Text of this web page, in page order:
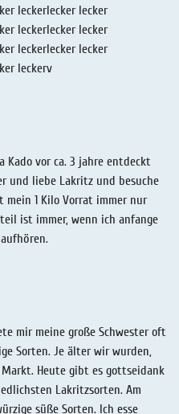
leckerlecker lecker
leckerlecker lecker
leckerlecker lecker
leckerv
Kado vor ca. 3 jahre entdeckt
und liebe Lakritz und besuche
mein 1 Kilo Vorrat immer nur
ist immer, wenn ich anfange
mir meine große Schwester oft
Sorten. Je älter wir wurden,
Heute gibt es gottseidank
Lakritzsorten. Am
süße Sorten. Ich esse